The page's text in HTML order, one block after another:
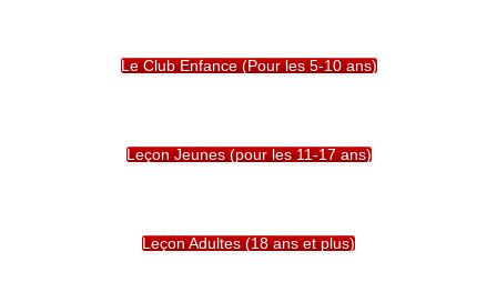
Le Club Enfance (Pour les 5-10 ans)
Leçon Jeunes (pour les 11-17 ans)
Leçon Adultes (18 ans et plus)